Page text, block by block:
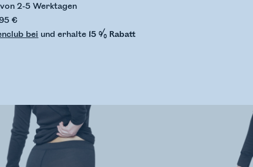
2-5 Werktagen
€
bei und erhalte 15 % Rabatt